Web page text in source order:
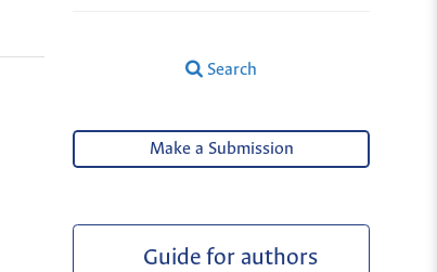
Search
Make a Submission
Guide for authors